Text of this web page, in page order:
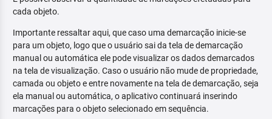
cada objeto.
Importante ressaltar aqui, que caso uma demarcação inicie-se
para um objeto, logo que o usuário sai da tela de demarcação
manual ou automática ele pode visualizar os dados demarcados
na tela de visualização. Caso o usuário não mude de propriedade,
camada ou objeto e entre novamente na tela de demarcação, seja
ela manual ou automática, o aplicativo continuará inserindo
marcações para o objeto selecionado em sequência.